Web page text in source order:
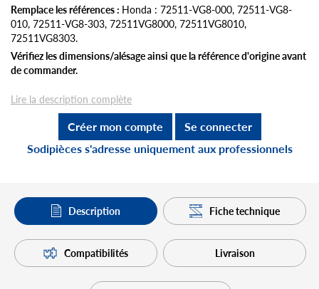
Remplace les références : Honda : 72511-VG8-000, 72511-VG8-
010, 72511-VG8-303, 72511VG8000, 72511VG8010,
72511VG8303.
Vérifiez les dimensions/alésage ainsi que la référence d'origine avant
de commander.
Lire la description complète
Créer mon compte
Se connecter
Sodipièces s'adresse uniquement aux professionnels
Description Fiche technique
Compatibilités Livraison